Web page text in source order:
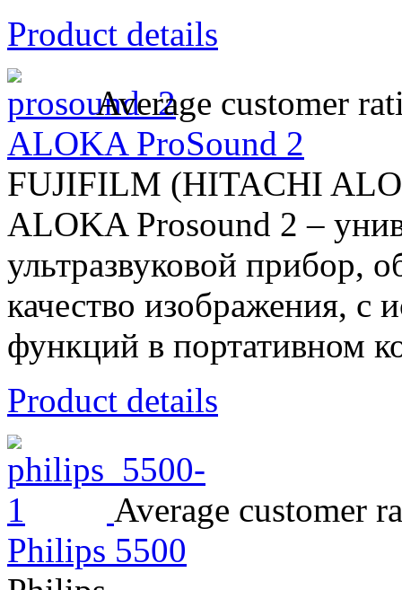
Product details
Average customer
ALOKA ProSound 2
FUJIFILM (HITACHI
ALOKA Prosound 2 –
ультразвуковой прибор,
качество изображения,
функций в портативном
Product details
Average customer
Philips 5500